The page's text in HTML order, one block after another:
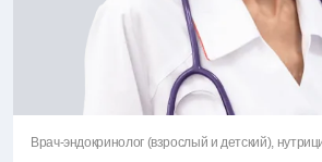
Врач-эндокринолог (взрослый и детский),